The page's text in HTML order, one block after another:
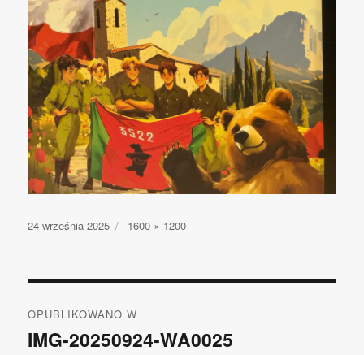
Opublikowano
24 września 2025
Pełny
1600 × 1200
wpisu
OPUBLIKOWANO W
IMG-20250924-WA0025